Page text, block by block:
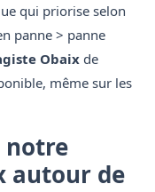
qui priorise selon
panne > panne
Obaix de
même sur les
autour de